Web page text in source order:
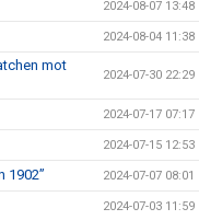
2024-08-07 13:48
2024-08-04 11:38
mot
2024-07-30 22:29
2024-07-17 07:17
2024-07-15 12:53
1902” 2024-07-07 08:01
2024-07-03 11:59